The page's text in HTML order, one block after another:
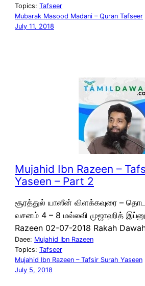
Topics: Tafseer
Mubarak Masood Madani – Quran Tafseer
July 11, 2018
Mujahid Ibn Razeen –
Yaseen – Part 2
சூரத்துல் யாஸீன் விளக்கவுரை –
வசனம் 4 – 8 மவ்லவி முஜாஹித்
Razeen 02-07-2018 Rakah
Daee: Mujahid Ibn Razeen
Topics: Tafseer
Mujahid Ibn Razeen – Tafsir Surah Yaseen
July 5, 2018